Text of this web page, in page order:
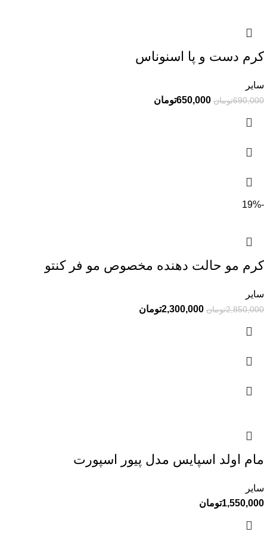
کرم دست و پا اسنوناس
سایر
690,000تومان 650,000تومان
-19%
کرم مو حالت دهنده مخصوص مو فر کنتو
سایر
2,850,000تومان 2,300,000تومان
مام اولد اسپایس مدل پیور اسپورت
سایر
1,550,000تومان